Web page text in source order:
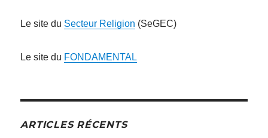
Le site du Secteur Religion (SeGEC)
Le site du FONDAMENTAL
ARTICLES RÉCENTS